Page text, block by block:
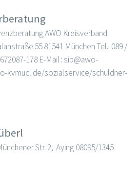
AWO Kreisverband
55 81541 München Tel.: 089 /
178 E-Mail : sib@awo-
kvmucl.de/sozialservice/schuldner-
Str. 2, Aying 08095/1345